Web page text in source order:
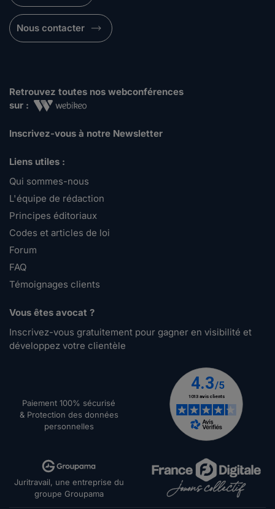
Nous contacter
Retrouvez toutes nos webconférences
sur :
Inscrivez-vous à notre Newsletter
Liens utiles :
Qui sommes-nous
L'équipe de rédaction
Principes éditoriaux
Codes et articles de loi
Forum
FAQ
Témoignages clients
Vous êtes avocat ?
Inscrivez-vous gratuitement pour gagner en visibilité et
développez votre clientèle
Paiement 100% sécurisé
& Protection des données
personnelles
Juritravail, une entreprise du
groupe Groupama